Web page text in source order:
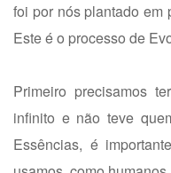
foi por nós plantado em
Este é o processo de
Primeiro precisamos
infinito e não teve
Essências, é